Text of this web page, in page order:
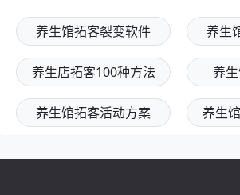
养生馆拓客裂变软件 养生
养生店拓客100种方法 养
养生馆拓客活动方案 养生